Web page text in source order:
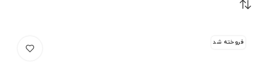
فروخته شد